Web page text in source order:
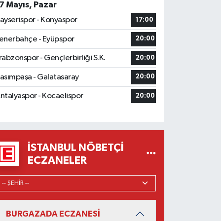
Mayıs, Pazar
- Konyaspor
17:00
- Eyüpspor 20:00
- Gençlerbirliği S.K. 20:00
- Galatasaray 20:00
- Kocaelispor 20:00
İSTANBUL NÖBETÇI
ECZANELER
BURGAZADA ECZANESİ